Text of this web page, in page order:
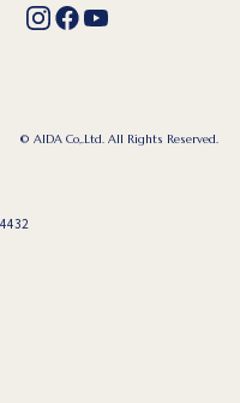
© AIDA Co,.Ltd. All Rights Reserved.
4432